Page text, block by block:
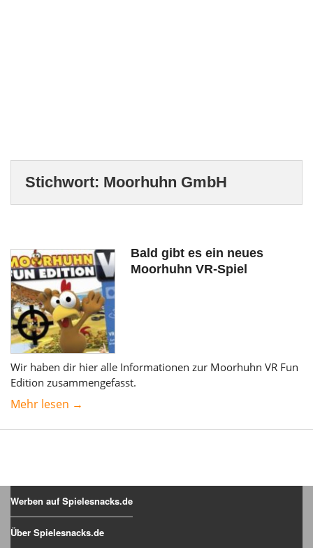
Stichwort: Moorhuhn GmbH
Bald gibt es ein neues
Moorhuhn VR-Spiel
Wir haben dir hier alle Informationen zur Moorhuhn VR Fun
Edition zusammengefasst.
Mehr lesen →
Werben auf Spielesnacks.de
Über Spielesnacks.de